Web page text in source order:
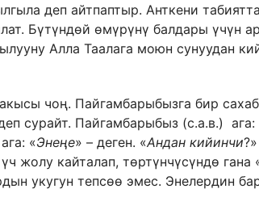
деп айтпаптыр. Анткени
Бүтүндөй өмүрүнү балдары үчүн
Алла Таалага моюн сунуудан
чоң. Пайгамбарыбызга бир
сурайт. Пайгамбарыбыз (с.а.в.) ага:
«Энеңе» – деген. «Андан кийинчи
жолу кайталап, төртүнчүсүндө гана
укугун тепсөө эмес. Энелердин